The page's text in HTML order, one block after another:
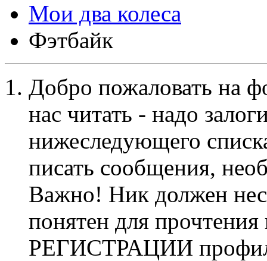
Мои два колеса
Фэтбайк
Добро пожаловать на
нас читать - надо
нижеследующего
писать сообщения,
Важно! Ник должен
понятен для
РЕГИСТРАЦИИ профиль